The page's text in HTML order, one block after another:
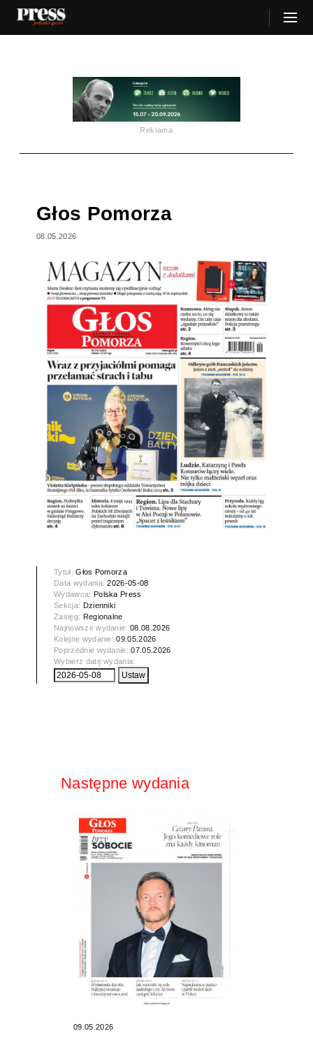
Reklama
Głos Pomorza
08.05.2026
Tytuł:Głos Pomorza
Data wydania:2026-05-08
Wydawca: Polska Press
Sekcja: Dzienniki
Zasięg: Regionalne
Najnowsze wydanie:08.08.2026
Kolejne wydanie:09.05.2026
Poprzednie wydanie:07.05.2026
Wybierz datę wydania:
Następne wydania
09.05.2026